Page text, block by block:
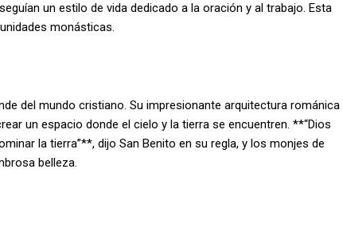
un estilo de vida dedicado a la oración y al trabajo. Esta
monásticas.
del mundo cristiano. Su impresionante arquitectura románica
un espacio donde el cielo y la tierra se encuentren. **“Dios
la tierra”**, dijo San Benito en su regla, y los monjes de
belleza.